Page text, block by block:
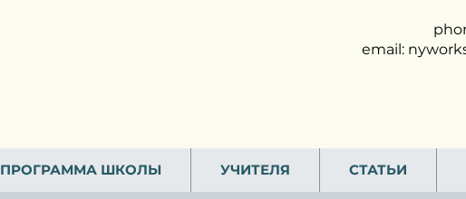
email:
ПРОГРАММА ШКОЛЫ УЧИТЕЛЯ СТАТЬИ